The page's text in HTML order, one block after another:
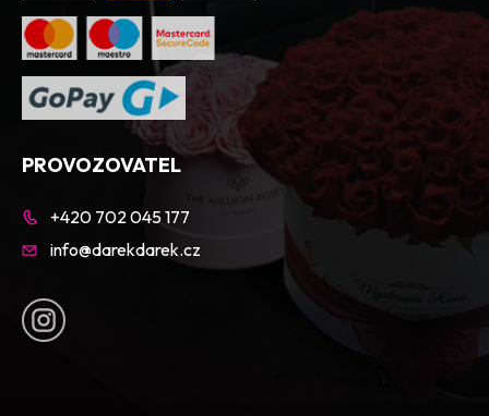
PROVOZOVATEL
+420 702 045 177
info@darekdarek.cz